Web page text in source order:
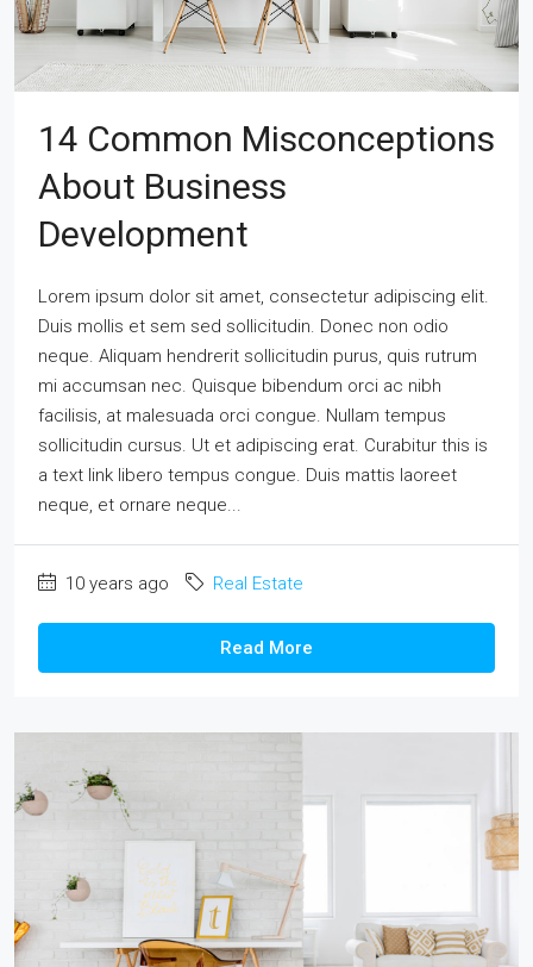
14 Common Misconceptions
About Business
Development
Lorem ipsum dolor sit amet, consectetur adipiscing elit.
Duis mollis et sem sed sollicitudin. Donec non odio
neque. Aliquam hendrerit sollicitudin purus, quis rutrum
mi accumsan nec. Quisque bibendum orci ac nibh
facilisis, at malesuada orci congue. Nullam tempus
sollicitudin cursus. Ut et adipiscing erat. Curabitur this is
a text link libero tempus congue. Duis mattis laoreet
neque, et ornare neque...
10 years ago Real Estate
Read More